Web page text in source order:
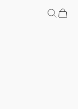
Ara Sepet